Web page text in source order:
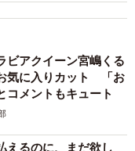
全体の1位となり、
のある形での制裁方
ました。
せた」（33.6％）
手に慰謝料請求」
ビアクイーン宮嶋くる
気に入りカット 「お
メントもキュート
えるのに、まだ欲し